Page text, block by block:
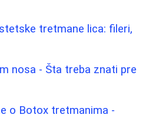
tretmane lica: fileri,
nosa - Šta treba znati pre
o Botox tretmanima -